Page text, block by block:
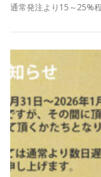
通常発注より15～25%